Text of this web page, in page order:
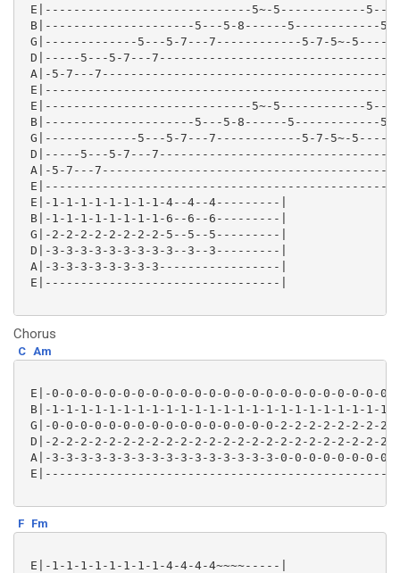
E|-----------------------------5~-5------------
B|---------------------5---5-8------5------------
G|-------------5---5-7---7------------5-7-5~-5-----
D|-----5---5-7---
A|-5-7---
E|-----------------------------5~-5------------
B|---------------------5---5-8------5------------
G|-------------5---5-7---7------------5-7-5~-5-----
D|-----5---5-7---
A|-5-7---
E|-1-1-1-1-1-1-1-1-4--4--4---------|
B|-1-1-1-1-1-1-1-1-6--6--6---------|
G|-2-2-2-2-2-2-2-2-5--5--5---------|
D|-3-3-3-3-3-3-3-3-3--3--3---------|
A|-3-3-3-3-3-3-3-3-----------------|
E|---------------------------------|
Chorus
C Am
E|-0-0-0-0-0-0-0-0-0-0-0-0-0-0-0-0-0-0-0-0-0-0-0-
B|-1-1-1-1-1-1-1-1-1-1-1-1-1-1-1-1-1-1-1-1-1-1-1-
G|-0-0-0-0-0-0-0-0-0-0-0-0-0-0-0-0-2-2-2-2-2-2-2-
D|-2-2-2-2-2-2-2-2-2-2-2-2-2-2-2-2-2-2-2-2-2-2-2-
A|-3-3-3-3-3-3-3-3-3-3-3-3-3-3-3-3-0-0-0-0-0-0-0-
F Fm
E|-1-1-1-1-1-1-1-1-4-4-4-4~~~~-----|